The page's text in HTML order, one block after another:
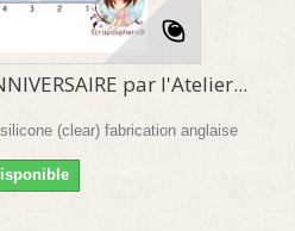
par l'Atelier...
(clear) fabrication anglaise